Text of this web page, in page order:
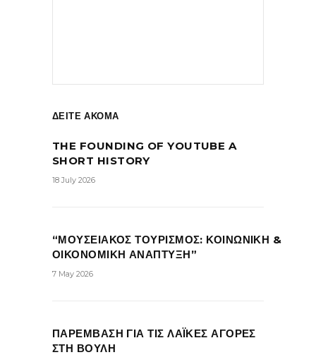
ΔΕΙΤΕ ΑΚΟΜΑ
THE FOUNDING OF YOUTUBE A
SHORT HISTORY
18 July 2026
“ΜΟΥΣΕΙΑΚΟΣ ΤΟΥΡΙΣΜΟΣ: ΚΟΙΝΩΝΙΚΗ &
ΟΙΚΟΝΟΜΙΚΗ ΑΝΑΠΤΥΞΗ”
7 May 2026
ΠΑΡΕΜΒΑΣΗ ΓΙΑ ΤΙΣ ΛΑΪΚΕΣ ΑΓΟΡΕΣ
ΣΤΗ ΒΟΥΛΗ